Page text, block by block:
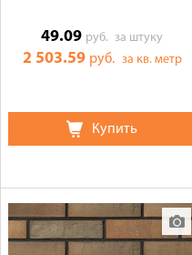
49.09 руб.за штуку
2 503.59 руб. за кв. метр
Купить